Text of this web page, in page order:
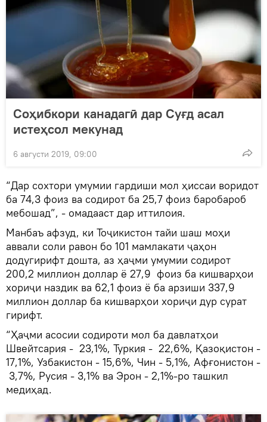
Соҳибкори канадагӣ дар Суғд асал
истеҳсол мекунад
6 августи 2019, 09:00
“Дар сохтори умумии гардиши мол ҳиссаи воридот
ба 74,3 фоиз ва содирот ба 25,7 фоиз баробароб
мебошад”, - омадааст дар иттилоия.
Манбаъ афзуд, ки Тоҷикистон тайи шаш моҳи
аввали соли равон бо 101 мамлакати ҷаҳон
додугирифт дошта, аз ҳаҷми умумии содирот
200,2 миллион доллар ё 27,9 фоиз ба кишварҳои
хориҷи наздик ва 62,1 фоиз ё ба арзиши 337,9
миллион доллар ба кишварҳои хориҷи дур сурат
гирифт.
“Ҳаҷми асосии содироти мол ба давлатҳои
Швейтсария - 23,1%, Туркия - 22,6%, Қазоқистон -
17,1%, Узбакистон - 15,6%, Чин - 5,1%, Афғонистон -
3,7%, Русия - 3,1% ва Эрон - 2,1%-ро ташкил
медиҳад.